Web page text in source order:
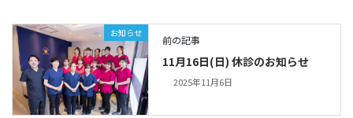
お知らせ
前の記事
11月16日(日) 休診のお知らせ
2025年11月6日